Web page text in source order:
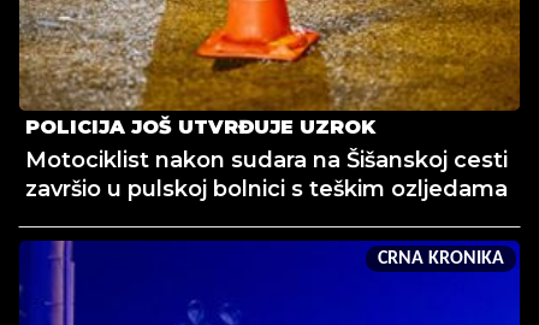
POLICIJA JOŠ UTVRĐUJE UZROK
Motociklist nakon sudara na Šišanskoj cesti
završio u pulskoj bolnici s teškim ozljedama
CRNA KRONIKA